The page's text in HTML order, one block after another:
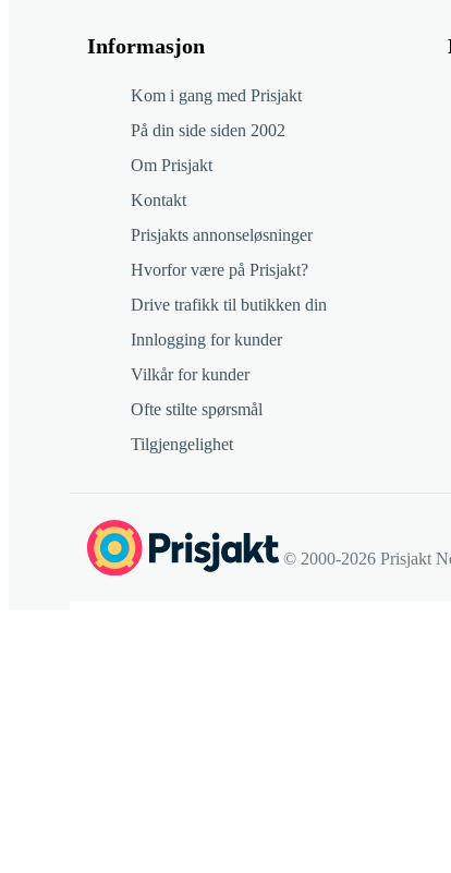
Informasjon
Kom i gang med Prisjakt
På din side siden 2002
Om Prisjakt
Kontakt
Prisjakts annonseløsninger
Hvorfor være på Prisjakt?
Drive trafikk til butikken din
Innlogging for kunder
Vilkår for kunder
Ofte stilte spørsmål
Tilgjengelighet
© 2000-2026 Prisjakt